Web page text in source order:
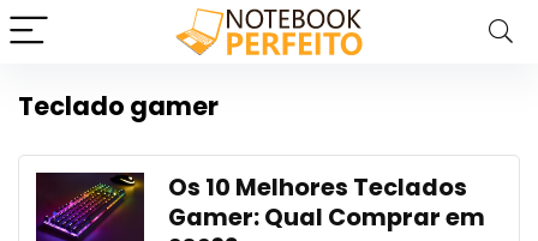
Teclado gamer
Os 10 Melhores Teclados
Gamer: Qual Comprar em